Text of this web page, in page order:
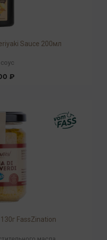
Sauce 200мл
соус
₽
FassZination